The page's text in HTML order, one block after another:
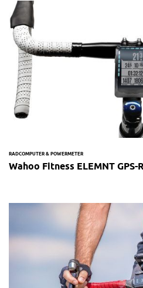
RADCOMPUTER & POWERMETER
Wahoo Fitness ELEMNT